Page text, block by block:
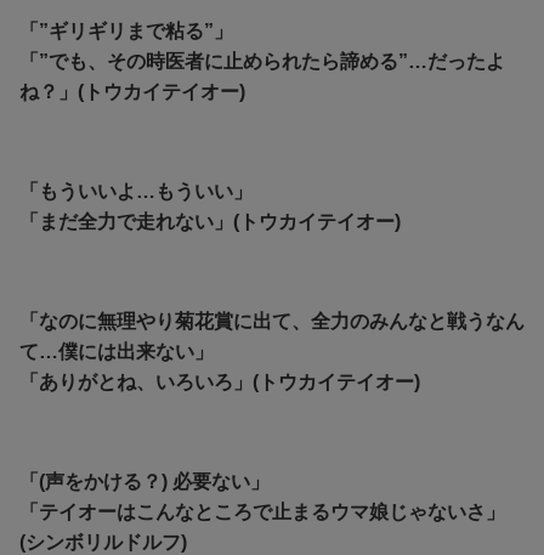
「”ギリギリまで粘る”」
「”でも、その時医者に止められたら諦める”…だったよ
ね？」(トウカイテイオー)
「もういいよ…もういい」
「まだ全力で走れない」(トウカイテイオー)
「なのに無理やり菊花賞に出て、全力のみんなと戦うなん
て…僕には出来ない」
「ありがとね、いろいろ」(トウカイテイオー)
「(声をかける？) 必要ない」
「テイオーはこんなところで止まるウマ娘じゃないさ」
(シンボリルドルフ)